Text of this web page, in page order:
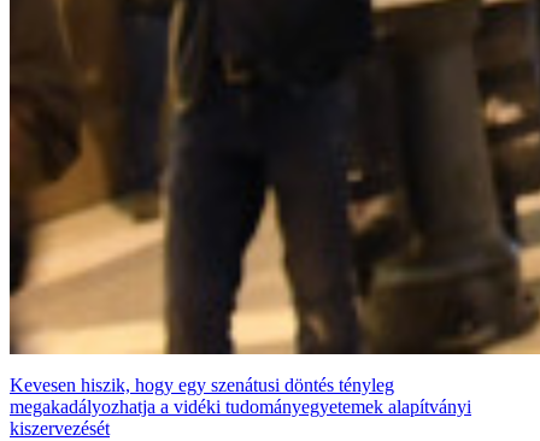
Kevesen hiszik, hogy egy szenátusi döntés tényleg
megakadályozhatja a vidéki tudományegyetemek alapítványi
kiszervezését